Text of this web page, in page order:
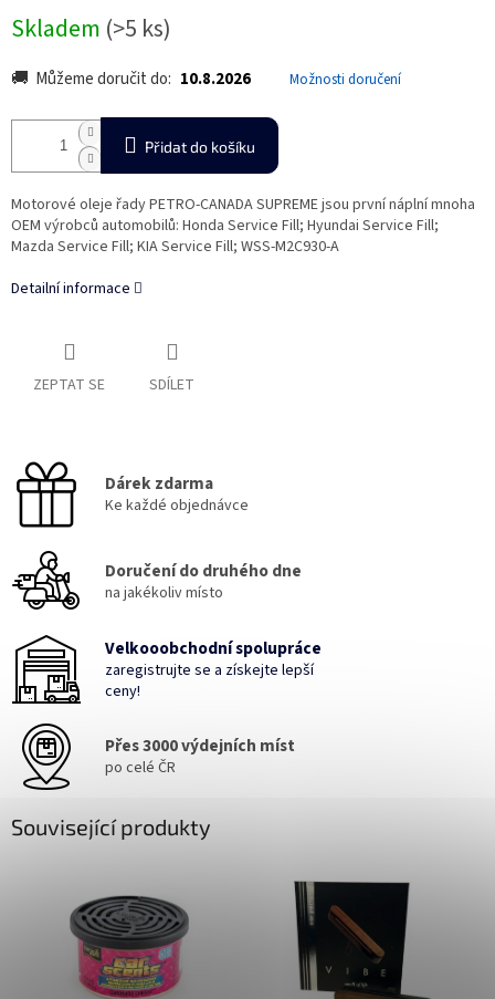
cena:
Skladem (>5 ks)
Můžeme doručit do: 10.8.2026 Možnosti doručení
Přidat do košíku
Motorové oleje řady PETRO-CANADA SUPREME jsou první náplní mnoha
OEM výrobců automobilů: Honda Service Fill; Hyundai Service Fill;
Mazda Service Fill; KIA Service Fill; WSS-M2C930-A
Detailní informace
ZEPTAT SE SDÍLET
Dárek zdarma
Ke každé objednávce
Doručení do druhého dne
na jakékoliv místo
Velkooobchodní spolupráce
zaregistrujte se a získejte lepší
ceny!
Přes 3000 výdejních míst
po celé ČR
Související produkty